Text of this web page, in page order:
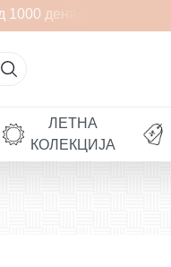
денари
ЛЕТНА
КОЛЕКЦИЈА